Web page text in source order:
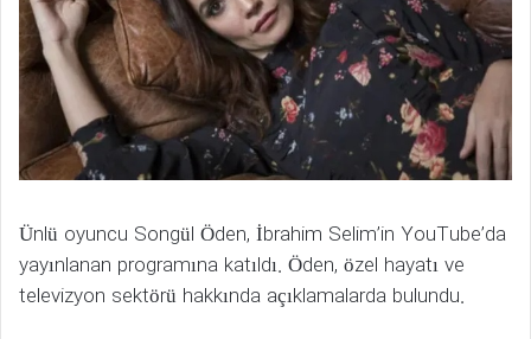
Ünlü oyuncu Songül Öden, İbrahim Selim’in YouTube’da
yayınlanan programına katıldı. Öden, özel hayatı ve
televizyon sektörü hakkında açıklamalarda bulundu.